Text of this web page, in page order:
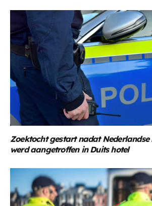
Zoektocht gestart nadat
werd aangetroffen in Duits hotel